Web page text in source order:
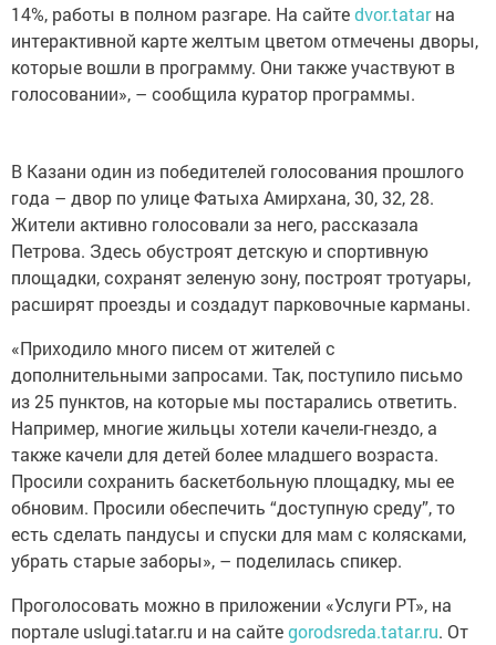
14%, работы в полном разгаре. На сайтеdvor.tatarна
интерактивной карте желтым цветом отмечены дворы,
которые вошли в программу. Они также участвуют в
голосовании», – сообщила куратор программы.
В Казани один из победителей голосования прошлого
года – двор по улице Фатыха Амирхана, 30, 32, 28.
Жители активно голосовали за него, рассказала
Петрова. Здесь обустроят детскую и спортивную
площадки, сохранят зеленую зону, построят тротуары,
расширят проезды и создадут парковочные карманы.
«Приходило много писем от жителей с
дополнительными запросами. Так, поступило письмо
из 25 пунктов, на которые мы постарались ответить.
Например, многие жильцы хотели качели-гнездо, а
также качели для детей более младшего возраста.
Просили сохранить баскетбольную площадку, мы ее
обновим. Просили обеспечить “доступную среду”, то
есть сделать пандусы и спуски для мам с колясками,
убрать старые заборы», – поделилась спикер.
Проголосовать можно в приложении «Услуги РТ», на
портале uslugi.tatar.ru и на сайтеgorodsreda.tatar.ru. От